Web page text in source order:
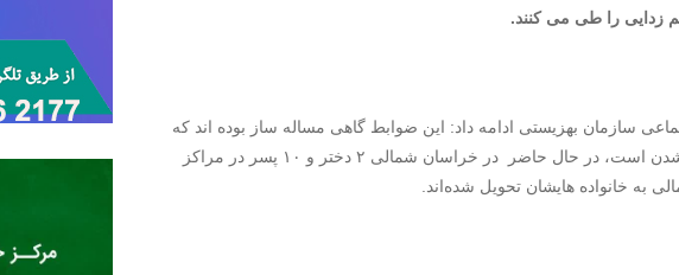
سازمان بهزیستی ادامه داد: این ضوابط گاهی مساله ساز بوده اند که
اقدامات لازم برای حل این مشکل نیز در حال انجام شدن است، در حال حاضر در خراسان شمالی ۲ دختر و ۱۰ پسر در مراکز